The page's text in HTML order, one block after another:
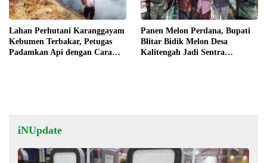
Lahan Perhutani Karanggayam
Kebumen Terbakar, Petugas
Padamkan Api dengan Cara
Panen Melon Perdana, Bupati
Blitar Bidik Melon Desa
Kalitengah Jadi Sentra
iNUpdate